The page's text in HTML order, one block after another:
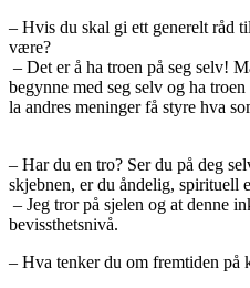
– Hvis du skal gi ett generelt råd
være?
– Det er å ha troen på seg selv!
begynne med seg selv og ha
la andres meninger få styre hva
– Har du en tro? Ser du på deg
skjebnen, er du åndelig, spirituell
– Jeg tror på sjelen og at denne
bevissthetsnivå.
– Hva tenker du om fremtiden på